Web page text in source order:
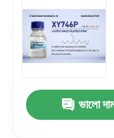
ভালো